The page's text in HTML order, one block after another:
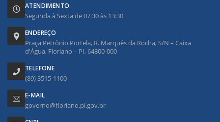
ATENDIMENTO
Segunda à Sexta de 07:30 às 13:30
ENDEREÇO
Praça Petrônio Portela, R. Marquês da Rocha, S/N – Caixa
d'Água, Floriano – PI, 64800-000
TELEFONE
(89) 3515-1100
E-MAIL
governo@floriano.pi.gov.br